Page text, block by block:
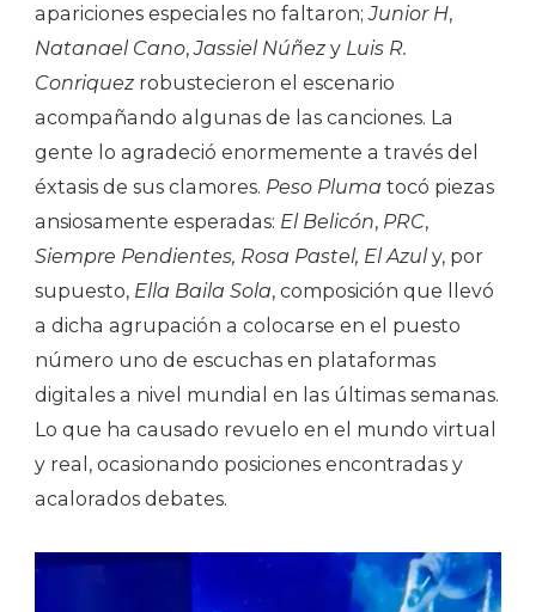
apariciones especiales no faltaron;Junior H,
Natanael Cano,Jassiel Núñezy Luis R.
Conriquezrobustecieron el escenario
acompañando algunas de las canciones. La
gente lo agradeció enormemente a través del
éxtasis de sus clamores. Peso Pluma tocó piezas
ansiosamente esperadas: El Belicón, PRC,
Siempre Pendientes, Rosa Pastel, El Azuly, por
supuesto, Ella Baila Sola, composición que llevó
a dicha agrupación a colocarse en el puesto
número uno de escuchas en plataformas
digitales a nivel mundial en las últimas semanas.
Lo que ha causado revuelo en el mundo virtual
y real, ocasionando posiciones encontradas y
acalorados debates.
Reproductor